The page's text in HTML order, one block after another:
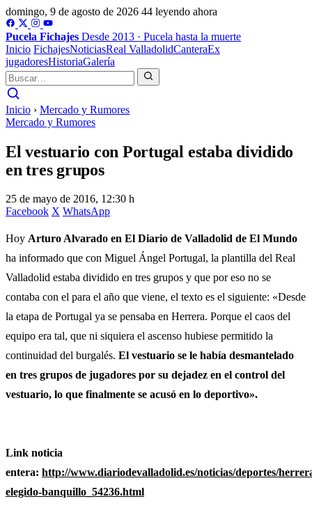
domingo, 9 de agosto de 2026 44 leyendo ahora
Pucela Fichajes Desde 2013 · Pucela hasta la muerte
Inicio FichajesNoticiasReal ValladolidCanteraEx
jugadoresHistoriaGalería
Inicio › Mercado y Rumores
Mercado y Rumores
El vestuario con Portugal estaba dividido
en tres grupos
25 de mayo de 2016, 12:30 h
Facebook X WhatsApp
Hoy Arturo Alvarado en El Diario de Valladolid de El Mundo
ha informado que con Miguel Ángel Portugal, la plantilla del Real
Valladolid estaba dividido en tres grupos y que por eso no se
contaba con el para el año que viene, el texto es el siguiente: «Desde
la etapa de Portugal ya se pensaba en Herrera. Porque el caos del
equipo era tal, que ni siquiera el ascenso hubiese permitido la
continuidad del burgalés. El vestuario se le había desmantelado
en tres grupos de jugadores por su dejadez en el control del
vestuario, lo que finalmente se acusó en lo deportivo».
Link noticia
entera: http://www.diariodevalladolid.es/noticias/deportes/
elegido-banquillo_54236.html